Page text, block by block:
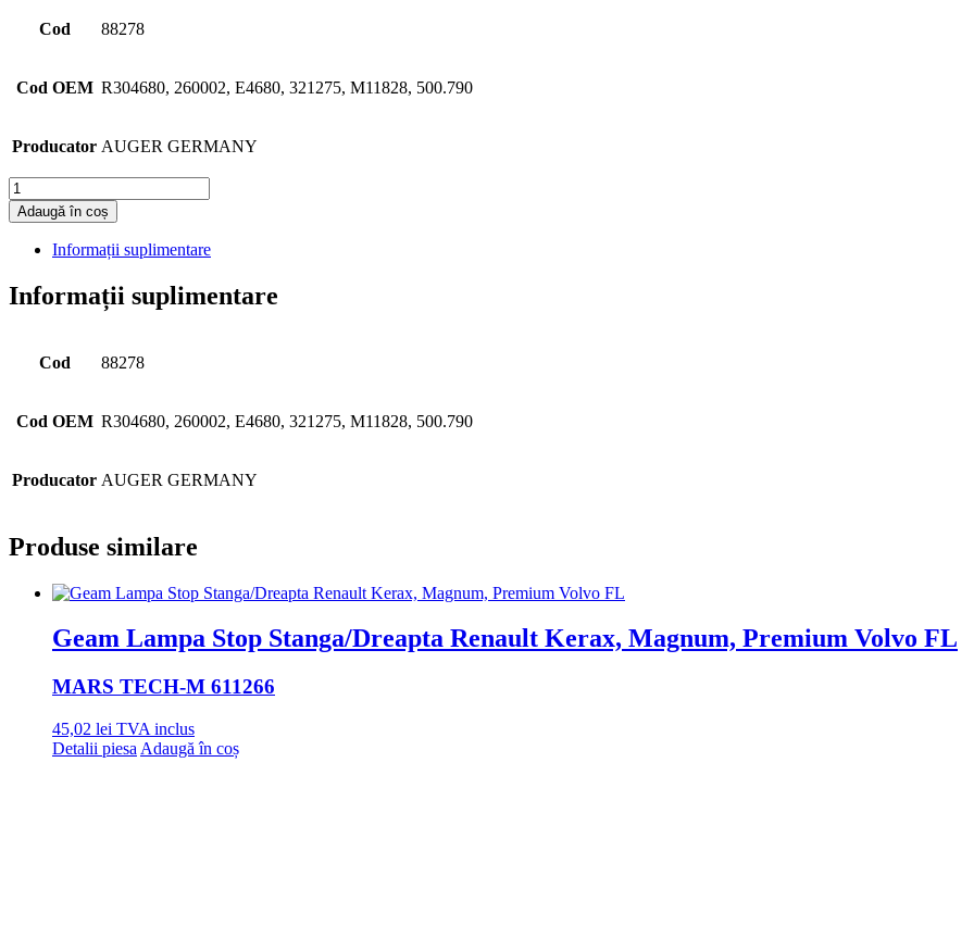
Cod 88278
Cod OEM R304680, 260002, E4680, 321275, M11828, 500.790
Producator AUGER GERMANY
Cantitate
Adaugă în coș
Informații suplimentare
Informații suplimentare
Cod 88278
Cod OEM R304680, 260002, E4680, 321275, M11828, 500.790
Producator AUGER GERMANY
Produse similare
Geam Lampa Stop Stanga/Dreapta Renault Kerax, Magnum, Premium Volvo FL
MARS TECH-M 611266
45,02 lei TVA inclus
Detalii piesa Adaugă în coș